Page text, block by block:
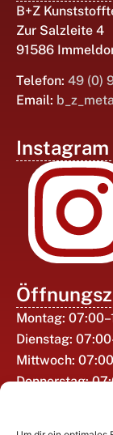
B+Z
Zur Salzleite 4
91586
Telefon: 49 (0)
Email:
Instagram
Montag:
Dienstag:
Mittwoch:
Donnerstag:
Freitag